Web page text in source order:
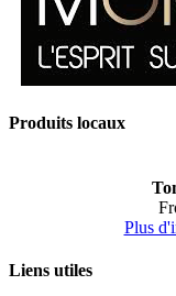
Produits locaux
Plus
Liens utiles